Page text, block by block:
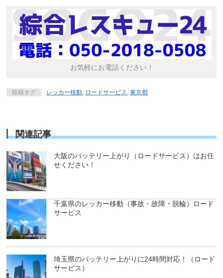
お気軽にお電話ください！
投稿タグ レッカー移動, ロードサービス,東京都
関連記事
大阪のバッテリー上がり（ロードサービス）はお任
せください！
千葉県のレッカー移動（事故・故障・脱輪）ロード
サービス
埼玉県のバッテリー上がりに24時間対応！（ロード
サービス）